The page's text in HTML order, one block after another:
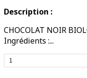
Description :
CHOCOLAT NOIR
Ingrédients :...